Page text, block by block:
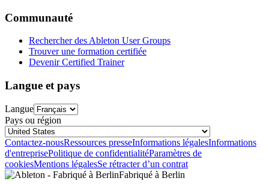
Communauté
Rechercher des Ableton User Groups
Trouver une formation certifiée
Devenir Certified Trainer
Langue et pays
Langue
Pays ou région
Contactez-nousRessources presseInformations légalesInformations
d'entreprisePolitique de confidentialitéParamètres de
cookiesMentions légalesSe rétracter d’un contrat
Fabriqué à Berlin